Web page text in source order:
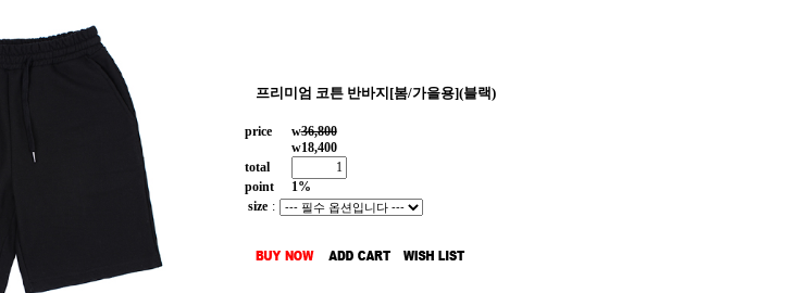
프리미엄 코튼 반바지[봄/가을용](블랙)
price w36,800
w18,400
total
point
1%
size :